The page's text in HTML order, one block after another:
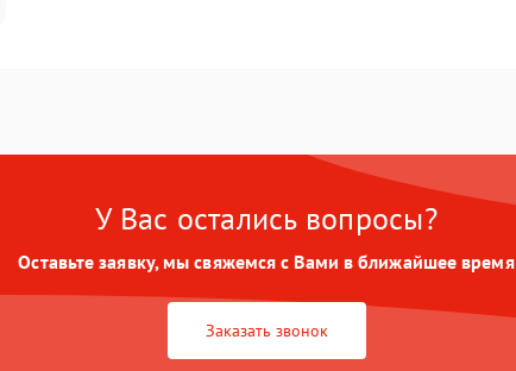
У Вас остались вопросы?
Оставьте заявку, мы свяжемся с Вами в ближайшее время
Заказать звонок